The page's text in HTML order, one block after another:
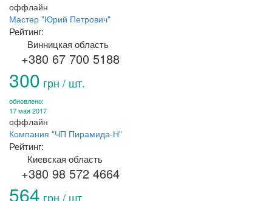
оффлайн
Мастер "Юрий Петрович"
Рейтинг:
Винницкая область
+380 67 700 5188
300 грн / шт.
обновлено:
17 мая 2017
оффлайн
Компания "ЧП Пирамида-Н"
Рейтинг:
Киевская область
+380 98 572 4664
564 грн / шт.